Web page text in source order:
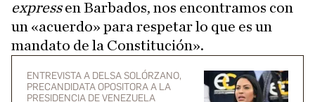
expressen Barbados, nos encontramos con
un «acuerdo» para respetar lo que es un
mandato de la Constitución».
ENTREVISTA A DELSA SOLÓRZANO,
PRECANDIDATA OPOSITORA A LA
PRESIDENCIA DE VENEZUELA